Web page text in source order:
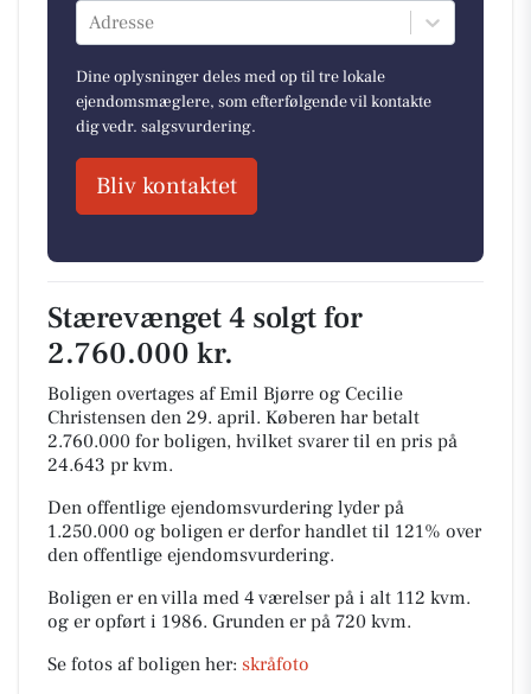
Adresse
Dine oplysninger deles med op til tre lokale
ejendomsmæglere, som efterfølgende vil kontakte
dig vedr. salgsvurdering.
Bliv kontaktet
Stærevænget 4 solgt for
2.760.000 kr.
Boligen overtages af Emil Bjørre og Cecilie
Christensen den 29. april. Køberen har betalt
2.760.000 for boligen, hvilket svarer til en pris på
24.643 pr kvm.
Den offentlige ejendomsvurdering lyder på
1.250.000 og boligen er derfor handlet til 121% over
den offentlige ejendomsvurdering.
Boligen er en villa med 4 værelser på i alt 112 kvm.
og er opført i 1986. Grunden er på 720 kvm.
Se fotos af boligen her: skråfoto